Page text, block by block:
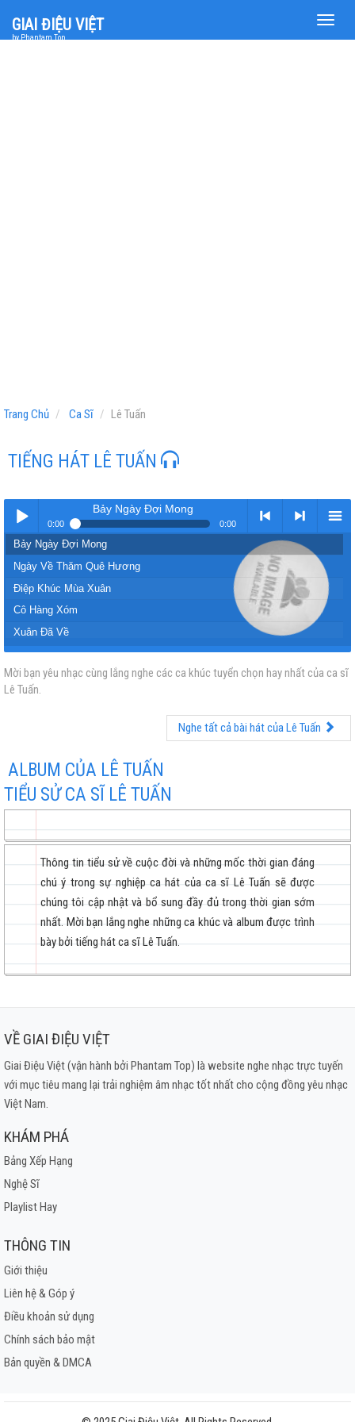
Toggle
GIAI ĐIỆU VIỆT
by Phantam Top
Trang Chủ Ca Sĩ Lê Tuấn
TIẾNG HÁT LÊ TUẤN
Play /
pause
Bảy Ngày Đợi Mong
0:00 0:00
<
previous
> nextmenu
Bảy Ngày Đợi Mong
Ngày Về Thăm Quê Hương
Điệp Khúc Mùa Xuân
Cô Hàng Xóm
Xuân Đã Về
Đón Xuân Này Nhớ Xuân Xưa
Sầu Lẻ Bóng 2
Mời bạn yêu nhạc cùng lắng nghe các ca khúc tuyển chọn hay nhất của ca sĩ
Lê Tuấn.
Nghe tất cả bài hát của Lê Tuấn
ALBUM CỦA LÊ TUẤN
TIỂU SỬ CA SĨ LÊ TUẤN
Thông tin tiểu sử về cuộc đời và những mốc thời gian đáng
chú ý trong sự nghiệp ca hát của ca sĩ Lê Tuấn sẽ được
chúng tôi cập nhật và bổ sung đầy đủ trong thời gian sớm
nhất. Mời bạn lắng nghe những ca khúc và album được trình
bày bởi tiếng hát ca sĩ Lê Tuấn.
VỀ GIAI ĐIỆU VIỆT
Giai Điệu Việt (vận hành bởi Phantam Top) là website nghe nhạc trực tuyến
với mục tiêu mang lại trải nghiệm âm nhạc tốt nhất cho cộng đồng yêu nhạc
Việt Nam.
KHÁM PHÁ
Bảng Xếp Hạng
Nghệ Sĩ
Playlist Hay
THÔNG TIN
Giới thiệu
Liên hệ & Góp ý
Điều khoản sử dụng
Chính sách bảo mật
Bản quyền & DMCA